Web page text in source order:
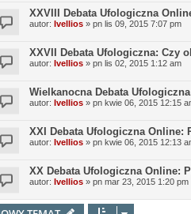
XXVIII Debata Ufologiczna
autor: Ivellios » pn lis 09, 2015 7:07 pm
XXVII Debata Ufologiczna: Czy
autor: Ivellios » pn lis 02, 2015 1:12 am
Wielkanocna Debata
autor: Ivellios » pn kwie 06, 2015 12:15
XXI Debata Ufologiczna
autor: Ivellios » pn kwie 06, 2015 12:13
XX Debata Ufologiczna Online:
autor: Ivellios » pn mar 23, 2015 1:20 pm